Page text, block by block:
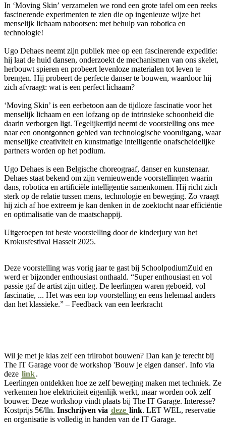
In ‘Moving Skin’ verzamelen we rond een grote tafel om een reeks
fascinerende experimenten te zien die op ingenieuze wijze het
menselijk lichaam nabootsen: met behulp van robotica en
technologie!
Ugo Dehaes neemt zijn publiek mee op een fascinerende expeditie:
hij laat de huid dansen, onderzoekt de mechanismen van ons skelet,
herbouwt spieren en probeert levenloze materialen tot leven te
brengen. Hij probeert de perfecte danser te bouwen, waardoor hij
zich afvraagt: wat is een perfect lichaam?
‘Moving Skin’ is een eerbetoon aan de tijdloze fascinatie voor het
menselijk lichaam en een lofzang op de intrinsieke schoonheid die
daarin verborgen ligt. Tegelijkertijd neemt de voorstelling ons mee
naar een onontgonnen gebied van technologische vooruitgang, waar
menselijke creativiteit en kunstmatige intelligentie onafscheidelijke
partners worden op het podium.
Ugo Dehaes is een Belgische choreograaf, danser en kunstenaar.
Dehaes staat bekend om zijn vernieuwende voorstellingen waarin
dans, robotica en artificiële intelligentie samenkomen. Hij richt zich
sterk op de relatie tussen mens, technologie en beweging. Zo vraagt
hij zich af hoe extreem je kan denken in de zoektocht naar efficiëntie
en optimalisatie van de maatschappij.
Uitgeroepen tot beste voorstelling door de kinderjury van het
Krokusfestival Hasselt 2025.
Deze voorstelling was vorig jaar te gast bij SchoolpodiumZuid en
werd er bijzonder enthousiast onthaald. “Super enthousiast en vol
passie gaf de artist zijn uitleg. De leerlingen waren geboeid, vol
fascinatie, ... Het was een top voorstelling en eens helemaal anders
dan het klassieke.” – Feedback van een leerkracht
Wil je met je klas zelf een trilrobot bouwen? Dan kan je terecht bij
The IT Garage voor de workshop 'Bouw je eigen danser'. Info via
deze link.
Leerlingen ontdekken hoe ze zelf beweging maken met techniek. Ze
verkennen hoe elektriciteit eigenlijk werkt, maar worden ook zelf
bouwer. Deze workshop vindt plaats bij The IT Garage. Interesse?
Kostprijs 5€/lln. Inschrijven via deze link. LET WEL, reservatie
en organisatie is volledig in handen van de IT Garage.